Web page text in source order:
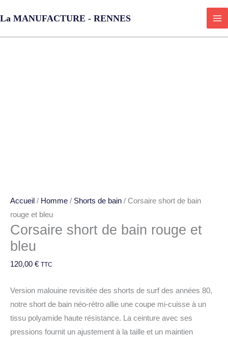
au
La MANUFACTURE - RENNES
Accueil / Homme / Shorts de bain / Corsaire short de bain
rouge et bleu
Corsaire short de bain rouge et
bleu
120,00 € TTC
Version malouine revisitée des shorts de surf des années 80,
notre short de bain néo-rétro allie une coupe mi-cuisse à un
tissu polyamide haute résistance. La ceinture avec ses
pressions fournit un ajustement à la taille et un maintien